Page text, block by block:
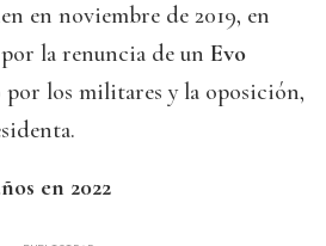
en noviembre de 2019, en
la renuncia de un Evo
por los militares y la oposición,
en 2022